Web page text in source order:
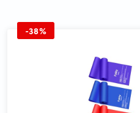
-38%